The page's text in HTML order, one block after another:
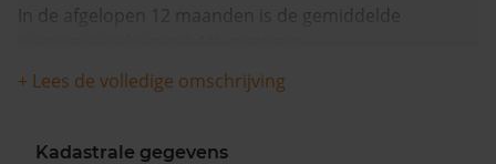
In de afgelopen 12 maanden is de gemiddelde
+ Lees de volledige omschrijving
Kadastrale gegevens